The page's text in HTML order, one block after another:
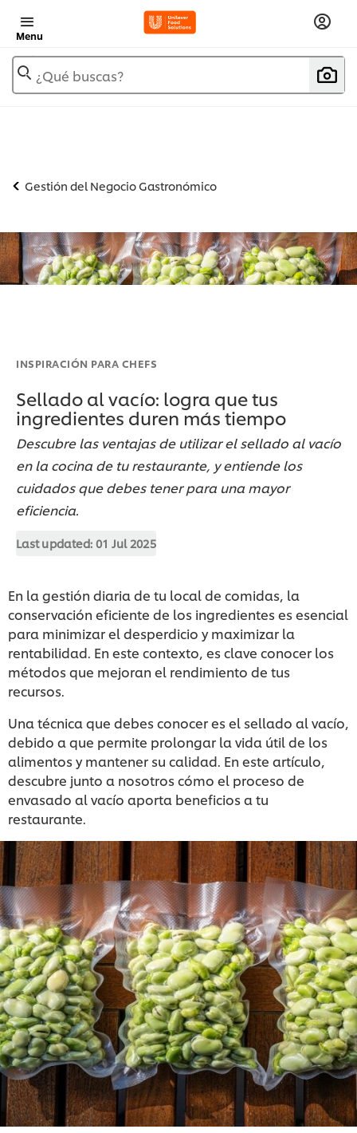
Menu
¿Qué buscas?
Gestión del Negocio Gastronómico
INSPIRACIÓN PARA CHEFS
Sellado al vacío: logra que tus
ingredientes duren más tiempo
Descubre las ventajas de utilizar el sellado al vacío
en la cocina de tu restaurante, y entiende los
cuidados que debes tener para una mayor
eficiencia.
Last updated: 01 Jul 2025
En la gestión diaria de tu local de comidas, la
conservación eficiente de los ingredientes es esencial
para minimizar el desperdicio y maximizar la
rentabilidad. En este contexto, es clave conocer los
métodos que mejoran el rendimiento de tus
recursos.
Una técnica que debes conocer es el sellado al vacío,
debido a que permite prolongar la vida útil de los
alimentos y mantener su calidad. En este artículo,
descubre junto a nosotros cómo el proceso de
envasado al vacío aporta beneficios a tu
restaurante.